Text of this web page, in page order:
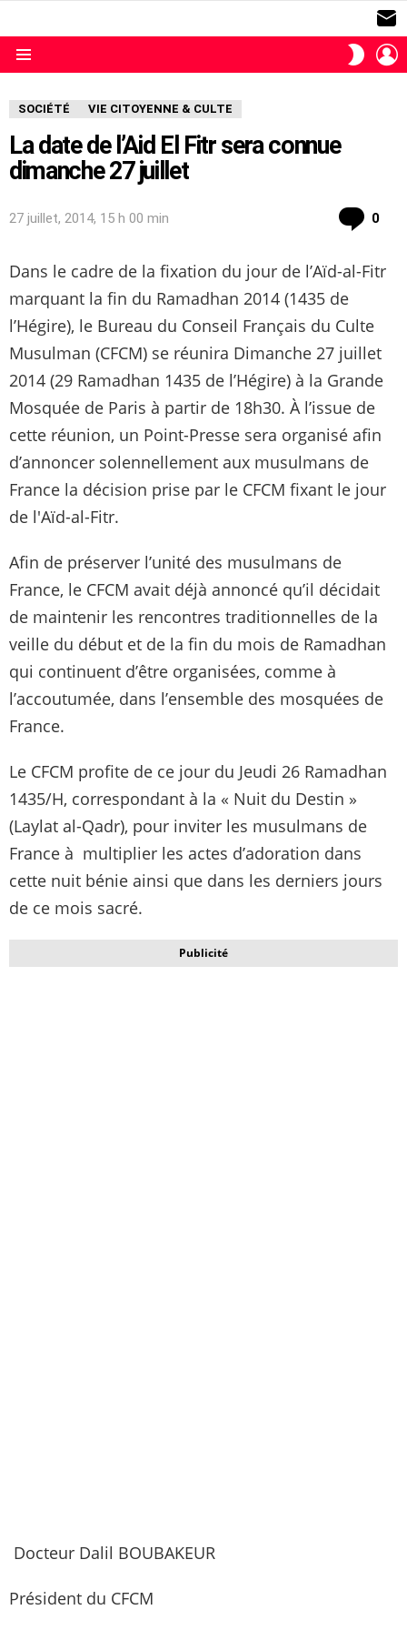
SKIN
SOCIÉTÉ VIE CITOYENNE & CULTE
La date de l’Aid El Fitr sera connue
dimanche 27 juillet
27 juillet, 2014, 15 h 00 min 0
Dans le cadre de la fixation du jour de l’Aïd-al-Fitr
marquant la fin du Ramadhan 2014 (1435 de
l’Hégire), le Bureau du Conseil Français du Culte
Musulman (CFCM) se réunira Dimanche 27 juillet
2014 (29 Ramadhan 1435 de l’Hégire) à la Grande
Mosquée de Paris à partir de 18h30. À l’issue de
cette réunion, un Point-Presse sera organisé afin
d’annoncer solennellement aux musulmans de
France la décision prise par le CFCM fixant le jour
de l'Aïd-al-Fitr.
Afin de préserver l’unité des musulmans de
France, le CFCM avait déjà annoncé qu’il décidait
de maintenir les rencontres traditionnelles de la
veille du début et de la fin du mois de Ramadhan
qui continuent d’être organisées, comme à
l’accoutumée, dans l’ensemble des mosquées de
France.
Le CFCM profite de ce jour du Jeudi 26 Ramadhan
1435/H, correspondant à la « Nuit du Destin »
(Laylat al-Qadr), pour inviter les musulmans de
France à multiplier les actes d’adoration dans
cette nuit bénie ainsi que dans les derniers jours
de ce mois sacré.
Publicité
Docteur Dalil BOUBAKEUR
Président du CFCM